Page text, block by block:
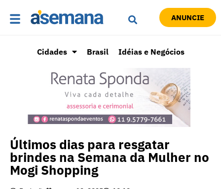
ANUNCIE
Cidades Brasil Idéias e Negócios
Últimos dias para resgatar
brindes na Semana da Mulher no
Mogi Shopping